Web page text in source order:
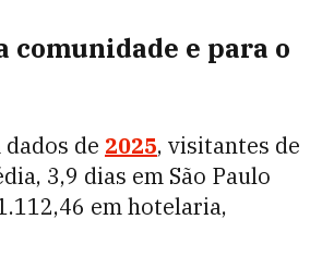
comunidade e para o
de 2025, visitantes de
3,9 dias em São Paulo
em hotelaria,